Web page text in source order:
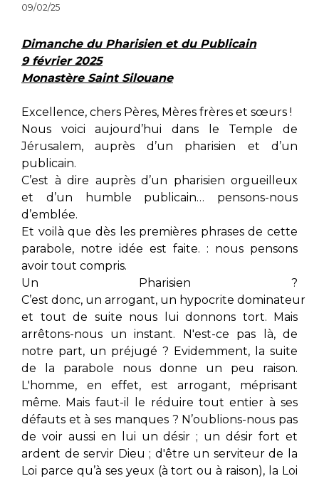
09/02/25
Dimanche du Pharisien et du Publicain
9 février 2025
Monastère Saint Silouane
Excellence, chers Pères, Mères frères et sœurs !
Nous voici aujourd’hui dans le Temple de
Jérusalem, auprès d’un pharisien et d’un
publicain.
C’est à dire auprès d’un pharisien orgueilleux
et d’un humble publicain… pensons-nous
d’emblée.
Et voilà que dès les premières phrases de cette
parabole, notre idée est faite. : nous pensons
avoir tout compris.
Un Pharisien ?
C’est donc, un arrogant, un hypocrite dominateur
et tout de suite nous lui donnons tort. Mais
arrêtons-nous un instant. N'est-ce pas là, de
notre part, un préjugé ? Evidemment, la suite
de la parabole nous donne un peu raison.
L'homme, en effet, est arrogant, méprisant
même. Mais faut-il le réduire tout entier à ses
défauts et à ses manques ? N’oublions-nous pas
de voir aussi en lui un désir ; un désir fort et
ardent de servir Dieu ; d'être un serviteur de la
Loi parce qu’à ses yeux (à tort ou à raison), la Loi